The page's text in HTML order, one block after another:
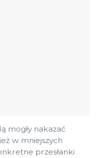
mogły nakazać
w mniejszych
przesłanki